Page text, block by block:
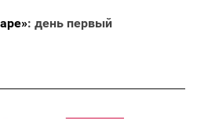
: день первый